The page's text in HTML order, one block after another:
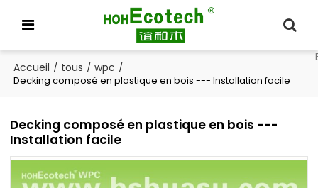
Accueil / tous / wpc /
Decking composé en plastique en bois --- Installation facile
Decking composé en plastique en bois ---
Installation facile